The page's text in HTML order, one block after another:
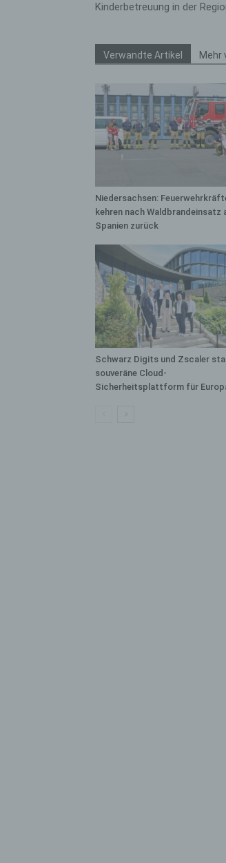
Kinderbetreuung in der
Verwandte Artikel Mehr
Niedersachsen:
kehren nach Waldbrandeinsatz
Spanien zurück
Schwarz Digits und Zscaler
souveräne Cloud-
Sicherheitsplattform für